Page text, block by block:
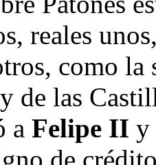
reales
como la
de las
a Felipe II y